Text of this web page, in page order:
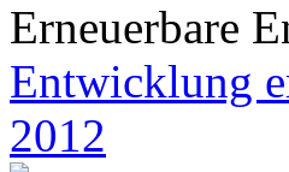
Erneuerbare
Entwicklung
2012